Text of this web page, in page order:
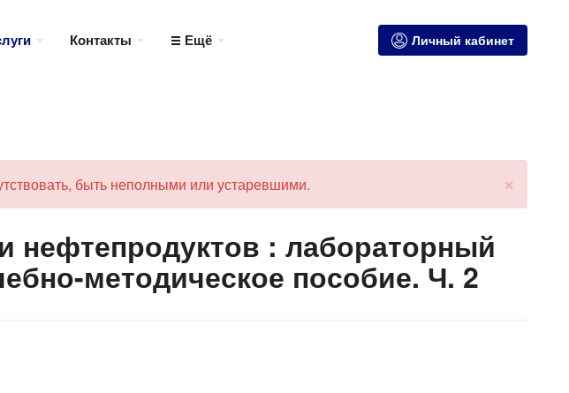
Контакты Ещё Личный кабинет
×
быть неполными или устаревшими.
нефтепродуктов : лабораторный
методическое пособие. Ч. 2